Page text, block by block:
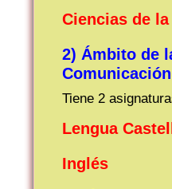
Ciencias de
2) Ámbito de
Tiene 2
Lengua
Inglés